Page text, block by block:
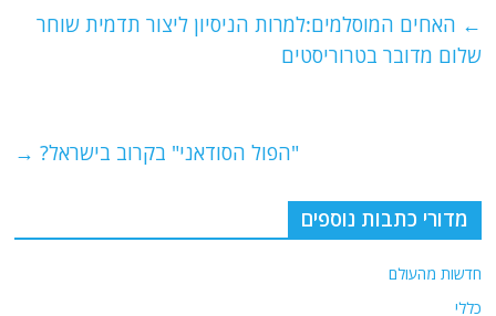
s
A
g
ra
l
er
e
k
← האחים המוסלמים:למרות הניסיון ליצור תדמית שוחר
שלום מדובר בטרוריסטים
"הפול הסודאני" בקרוב בישראל? →
מדורי כתבות נוספים
חדשות מהעולם
כללי